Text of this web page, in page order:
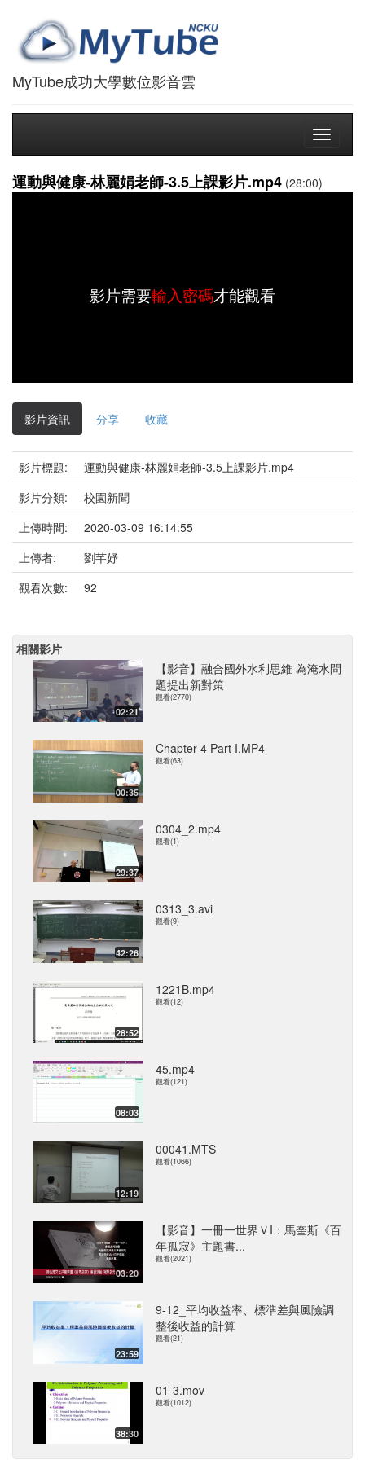
MyTube成功大學數位影音雲
Toggle
運動與健康-林麗娟老師-3.5上課影片.mp4 (28:00)
影片需要輸入密碼才能觀看
影片資訊 分享 收藏
影片標題:
運動與健康-林麗娟老師-3.5上課影片.mp4
影片分類:
校園新聞
上傳時間:
2020-03-09 16:14:55
上傳者:
劉芊妤
觀看次數:
92
相關影片
02:21
【影音】融合國外水利思維 為淹水問
題提出新對策
觀看(2770)
00:35
Chapter 4 Part I.MP4
觀看(63)
29:37
0304_2.mp4
觀看(1)
42:26
0313_3.avi
觀看(9)
28:52
1221B.mp4
觀看(12)
08:03
45.mp4
觀看(121)
12:19
00041.MTS
觀看(1066)
03:20
【影音】一冊一世界ＶI：馬奎斯《百
年孤寂》主題書...
觀看(2021)
23:59
9-12_平均收益率、標準差與風險調
整後收益的計算
觀看(21)
38:30
01-3.mov
觀看(1012)